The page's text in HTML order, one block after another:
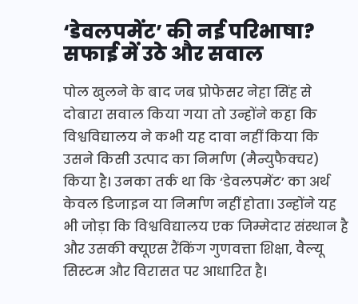
‘डेवलपमेंट’ की नई परिभाषा?
सफाई में उठे और सवाल
पोल खुलने के बाद जब प्रोफेसर नेहा सिंह से
दोबारा सवाल किया गया तो उन्होंने कहा कि
विश्वविद्यालय ने कभी यह दावा नहीं किया कि
उसने किसी उत्पाद का निर्माण (मैन्युफैक्चर)
किया है। उनका तर्क था कि ‘डेवलपमेंट’ का अर्थ
केवल डिजाइन या निर्माण नहीं होता। उन्होंने यह
भी जोड़ा कि विश्वविद्यालय एक जिम्मेदार संस्थान है
और उसकी क्यूएस रैंकिंग गुणवत्ता शिक्षा, वैल्यू
सिस्टम और विरासत पर आधारित है।